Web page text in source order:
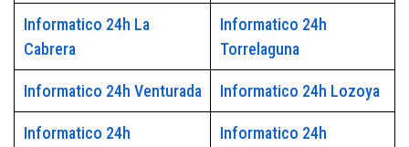
Informatico 24h La
Cabrera
Informatico 24h
Torrelaguna
Informatico 24h Venturada Informatico 24h Lozoya
Informatico 24h
Informatico 24h